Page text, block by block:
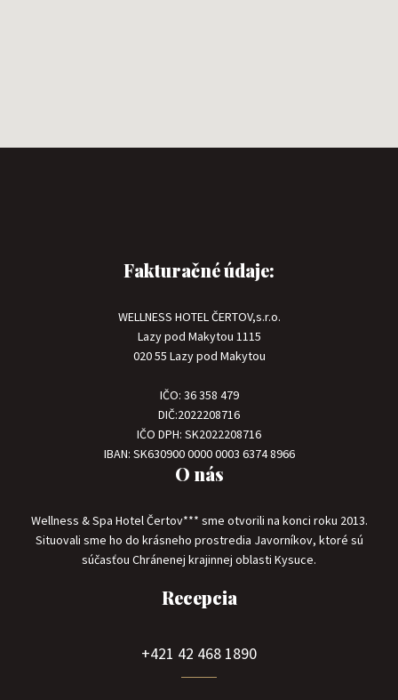
Fakturačné údaje:
WELLNESS HOTEL ČERTOV,s.r.o.
Lazy pod Makytou 1115
020 55 Lazy pod Makytou
IČO: 36 358 479
DIČ:2022208716
IČO DPH: SK2022208716
IBAN: SK630900 0000 0003 6374 8966
O nás
Wellness & Spa Hotel Čertov*** sme otvorili na konci roku 2013.
Situovali sme ho do krásneho prostredia Javorníkov, ktoré sú
súčasťou Chránenej krajinnej oblasti Kysuce.
Recepcia
+421 42 468 1890